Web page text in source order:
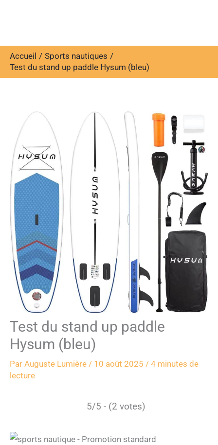
Accueil
Sports nautiques
Test du stand up paddle Hysum (bleu)
Test du stand up paddle
Hysum (bleu)
Par Auguste Lumière / 10 août 2025 / 4 minutes de
lecture
5/5 - (2 votes)